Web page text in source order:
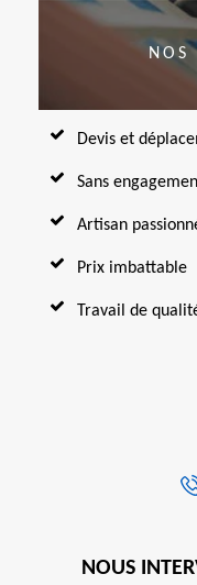
NOS
Devis et
Sans
Artisan
Prix imbattable
Travail de
NOUS